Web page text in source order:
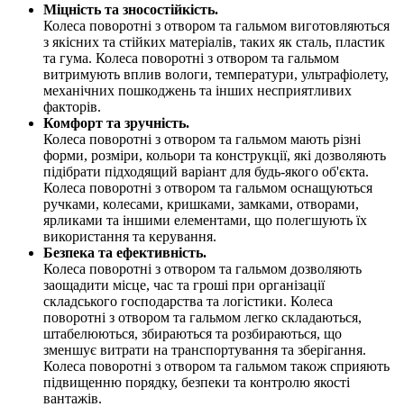
Міцність та зносостійкість.
Колеса поворотні з отвором та гальмом виготовляються
з якісних та стійких матеріалів, таких як сталь, пластик
та гума. Колеса поворотні з отвором та гальмом
витримують вплив вологи, температури, ультрафіолету,
механічних пошкоджень та інших несприятливих
факторів.
Комфорт та зручність.
Колеса поворотні з отвором та гальмом мають різні
форми, розміри, кольори та конструкції, які дозволяють
підібрати підходящий варіант для будь-якого об'єкта.
Колеса поворотні з отвором та гальмом оснащуються
ручками, колесами, кришками, замками, отворами,
ярликами та іншими елементами, що полегшують їх
використання та керування.
Безпека та ефективність.
Колеса поворотні з отвором та гальмом дозволяють
заощадити місце, час та гроші при організації
складського господарства та логістики. Колеса
поворотні з отвором та гальмом легко складаються,
штабелюються, збираються та розбираються, що
зменшує витрати на транспортування та зберігання.
Колеса поворотні з отвором та гальмом також сприяють
підвищенню порядку, безпеки та контролю якості
вантажів.